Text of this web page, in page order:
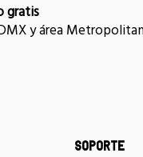
gratis
y área
SOPORTE